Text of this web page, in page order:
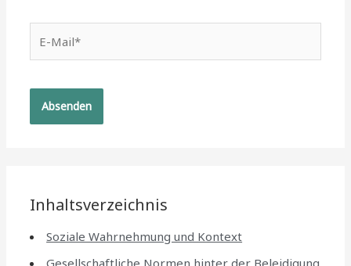
Mail*
Inhaltsverzeichnis
Soziale Wahrnehmung und Kontext
Gesellschaftliche Normen hinter der Beleidigung